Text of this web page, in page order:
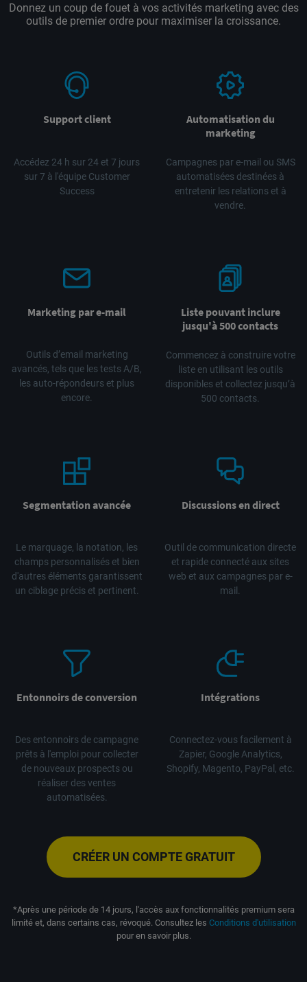
Donnez un coup de fouet à vos activités marketing avec des
outils de premier ordre pour maximiser la croissance.
Support client
Accédez 24 h sur 24 et 7 jours
sur 7 à l'équipe Customer
Success
Automatisation du
marketing
Campagnes par e-mail ou SMS
automatisées destinées à
entretenir les relations et à
vendre.
Marketing par e-mail
Outils d’email marketing
avancés, tels que les tests A/B,
les auto-répondeurs et plus
encore.
Liste pouvant inclure
jusqu'à 500 contacts
Commencez à construire votre
liste en utilisant les outils
disponibles et collectez jusqu’à
500 contacts.
Segmentation avancée
Le marquage, la notation, les
champs personnalisés et bien
d'autres éléments garantissent
un ciblage précis et pertinent.
Discussions en direct
Outil de communication directe
et rapide connecté aux sites
web et aux campagnes par e-
mail.
Entonnoirs de conversion
Des entonnoirs de campagne
prêts à l'emploi pour collecter
de nouveaux prospects ou
réaliser des ventes
automatisées.
Intégrations
Connectez-vous facilement à
Zapier, Google Analytics,
Shopify, Magento, PayPal, etc.
CRÉER UN COMPTE GRATUIT
*Après une période de 14 jours, l'accès aux fonctionnalités premium sera
limité et, dans certains cas, révoqué. Consultez les Conditions d'utilisation
pour en savoir plus.